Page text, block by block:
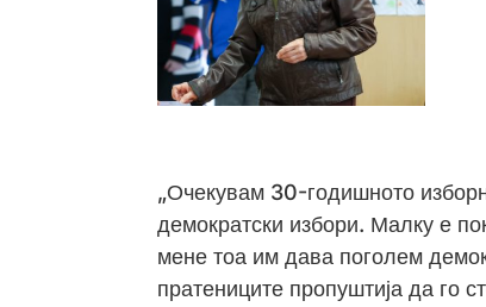
„Очекувам 30-годишното
демократски избори. Малку е
мене тоа им дава поголем
пратениците пропуштија да го